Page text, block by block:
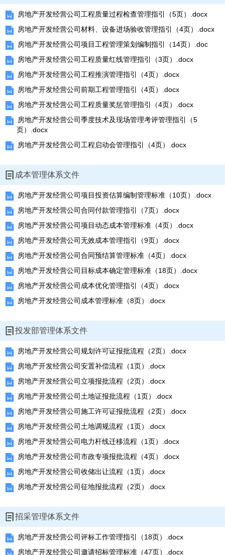
房地产开发经营公司工程质量过程检查管理指引（5页）.docx
房地产开发经营公司材料、设备进场验收管理指引（4页）.docx
房地产开发经营公司项目工程管理策划编制指引（14页）.doc
房地产开发经营公司工程质量红线管理指引（3页）.docx
房地产开发经营公司工程推演管理指引（4页）.docx
房地产开发经营公司前期工程管理指引（4页）.docx
房地产开发经营公司工程质量奖惩管理指引（4页）.docx
房地产开发经营公司季度技术及现场管理考评管理指引（5
页）.docx
房地产开发经营公司工程启动会管理指引（4页）.docx
成本管理体系文件
房地产开发经营公司项目投资估算编制管理标准（10页）.docx
房地产开发经营公司合同付款管理指引（7页）.docx
房地产开发经营公司项目动态成本管理标准（4页）.docx
房地产开发经营公司无效成本管理指引（9页）.docx
房地产开发经营公司合同预结算管理标准（4页）.docx
房地产开发经营公司目标成本确定管理标准（18页）.docx
房地产开发经营公司成本优化管理指引（4页）.docx
房地产开发经营公司成本管理标准（8页）.docx
投发部管理体系文件
房地产开发经营公司规划许可证报批流程（2页）.docx
房地产开发经营公司安置补偿流程（1页）.docx
房地产开发经营公司立项报批流程（2页）.docx
房地产开发经营公司土地证报批流程（1页）.docx
房地产开发经营公司施工许可证报批流程（2页）.docx
房地产开发经营公司土地调规流程（1页）.docx
房地产开发经营公司电力杆线迁移流程（1页）.docx
房地产开发经营公司市政专项报批流程（4页）.docx
房地产开发经营公司收储出让流程（1页）.docx
房地产开发经营公司征地报批流程（2页）.docx
招采管理体系文件
房地产开发经营公司评标工作管理指引（18页）.docx
房地产开发经营公司邀请招标管理标准（47页）.docx